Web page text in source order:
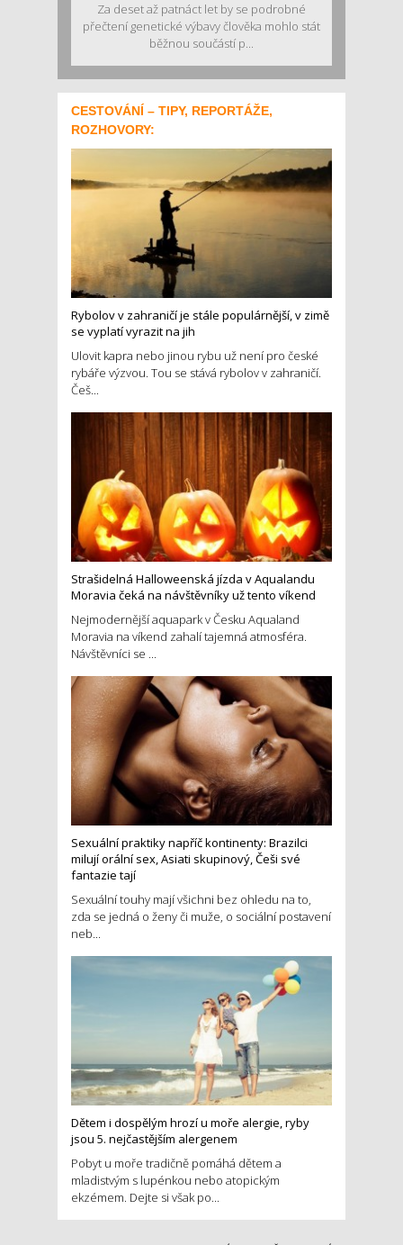
Za deset až patnáct let by se podrobné
přečtení genetické výbavy člověka mohlo stát
běžnou součástí p...
CESTOVÁNÍ – TIPY, REPORTÁŽE,
ROZHOVORY:
Rybolov v zahraničí je stále populárnější, v zimě
se vyplatí vyrazit na jih
Ulovit kapra nebo jinou rybu už není pro české
rybáře výzvou. Tou se stává rybolov v zahraničí.
Češ...
Strašidelná Halloweenská jízda v Aqualandu
Moravia čeká na návštěvníky už tento víkend
Nejmodernější aquapark v Česku Aqualand
Moravia na víkend zahalí tajemná atmosféra.
Návštěvníci se ...
Sexuální praktiky napříč kontinenty: Brazilci
milují orální sex, Asiati skupinový, Češi své
fantazie tají
Sexuální touhy mají všichni bez ohledu na to,
zda se jedná o ženy či muže, o sociální postavení
neb...
Dětem i dospělým hrozí u moře alergie, ryby
jsou 5. nejčastějším alergenem
Pobyt u moře tradičně pomáhá dětem a
mladistvým s lupénkou nebo atopickým
ekzémem. Dejte si však po...